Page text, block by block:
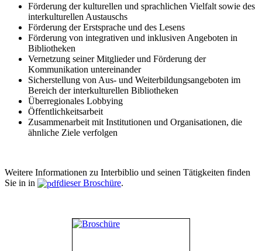
Förderung der kulturellen und sprachlichen Vielfalt sowie des
interkulturellen Austauschs
Förderung der Erstsprache und des Lesens
Förderung von integrativen und inklusiven Angeboten in
Bibliotheken
Vernetzung seiner Mitglieder und Förderung der
Kommunikation untereinander
Sicherstellung von Aus- und Weiterbildungsangeboten im
Bereich der interkulturellen Bibliotheken
Überregionales Lobbying
Öffentlichkeitsarbeit
Zusammenarbeit mit Institutionen und Organisationen, die
ähnliche Ziele verfolgen
Weitere Informationen zu Interbiblio und seinen Tätigkeiten finden
Sie in in
dieser Broschüre.